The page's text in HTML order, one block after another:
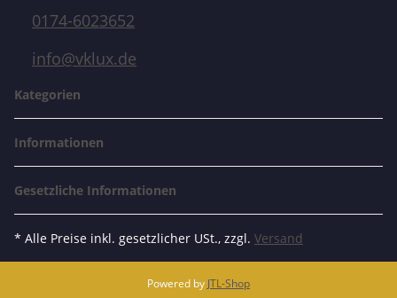
0174-6023652
info@vklux.de
Kategorien
Informationen
Gesetzliche Informationen
* Alle Preise inkl. gesetzlicher USt., zzgl. Versand
Powered by JTL-Shop